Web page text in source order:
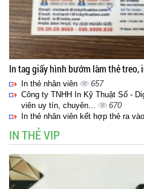
In tag giấy hình bướm làm thẻ treo,
In thẻ nhân viên
657
Công ty TNHH In Kỹ Thuật Số -
viên uy tín, chuyên...
670
In thẻ nhân viên kết hợp thẻ ra vào
IN THẺ VIP